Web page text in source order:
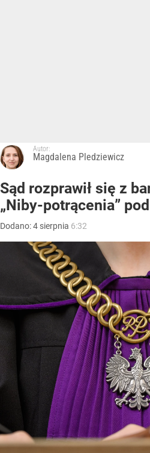
Autor:
Magdalena Pledziewicz
Sąd rozprawił się z
„Niby-potrącenia”
Dodano:4 sierpnia 6:32